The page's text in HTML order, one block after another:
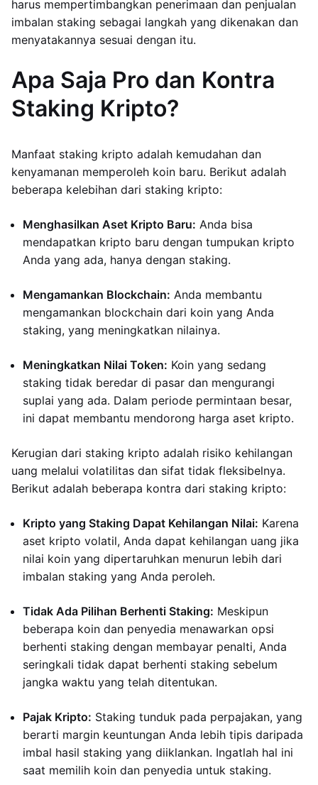
harus mempertimbangkan penerimaan dan penjualan
imbalan staking sebagai langkah yang dikenakan dan
menyatakannya sesuai dengan itu.
Apa Saja Pro dan Kontra
Staking Kripto?
Manfaat staking kripto adalah kemudahan dan
kenyamanan memperoleh koin baru. Berikut adalah
beberapa kelebihan dari staking kripto:
Menghasilkan Aset Kripto Baru: Anda bisa
mendapatkan kripto baru dengan tumpukan kripto
Anda yang ada, hanya dengan staking.
Mengamankan Blockchain: Anda membantu
mengamankan blockchain dari koin yang Anda
staking, yang meningkatkan nilainya.
Meningkatkan Nilai Token: Koin yang sedang
staking tidak beredar di pasar dan mengurangi
suplai yang ada. Dalam periode permintaan besar,
ini dapat membantu mendorong harga aset kripto.
Kerugian dari staking kripto adalah risiko kehilangan
uang melalui volatilitas dan sifat tidak fleksibelnya.
Berikut adalah beberapa kontra dari staking kripto:
Kripto yang Staking Dapat Kehilangan Nilai: Karena
aset kripto volatil, Anda dapat kehilangan uang jika
nilai koin yang dipertaruhkan menurun lebih dari
imbalan staking yang Anda peroleh.
Tidak Ada Pilihan Berhenti Staking: Meskipun
beberapa koin dan penyedia menawarkan opsi
berhenti staking dengan membayar penalti, Anda
seringkali tidak dapat berhenti staking sebelum
jangka waktu yang telah ditentukan.
Pajak Kripto: Staking tunduk pada perpajakan, yang
berarti margin keuntungan Anda lebih tipis daripada
imbal hasil staking yang diiklankan. Ingatlah hal ini
saat memilih koin dan penyedia untuk staking.